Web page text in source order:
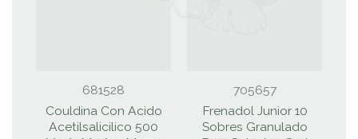
681528
Couldina Con Acido
Acetilsalicilico 500
705657
Frenadol Junior 10
Sobres Granulado